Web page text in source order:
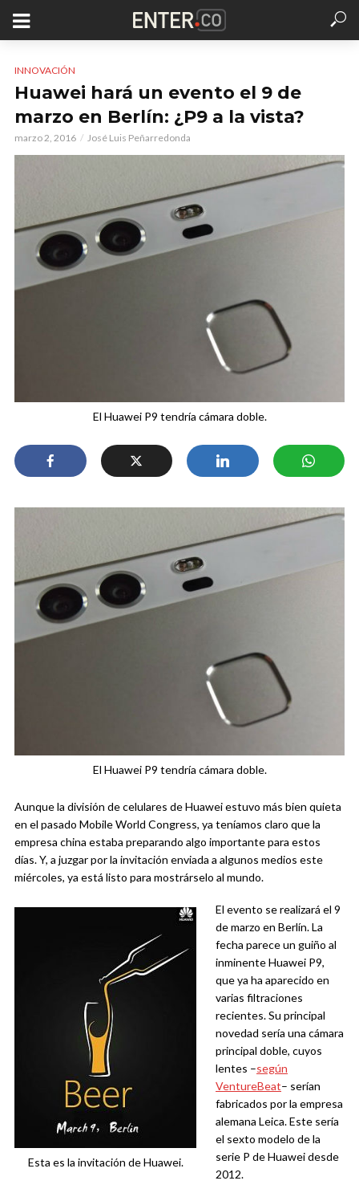
INNOVACIÓN
Huawei hará un evento el 9 de
marzo en Berlín: ¿P9 a la vista?
marzo 2, 2016 José Luis Peñarredonda
El Huawei P9 tendría cámara doble.
El Huawei P9 tendría cámara doble.
Aunque la división de celulares de Huawei estuvo más bien quieta
en el pasado Mobile World Congress, ya teníamos claro que la
empresa china estaba preparando algo importante para estos
días. Y, a juzgar por la invitación enviada a algunos medios este
miércoles, ya está listo para mostrárselo al mundo.
Esta es la invitación de Huawei.
El evento se realizará el 9
de marzo en Berlín. La
fecha parece un guiño al
inminente Huawei P9,
que ya ha aparecido en
varias filtraciones
recientes. Su principal
novedad sería una cámara
principal doble, cuyos
lentes –según
VentureBeat– serían
fabricados por la empresa
alemana Leica. Este sería
el sexto modelo de la
serie P de Huawei desde
2012.